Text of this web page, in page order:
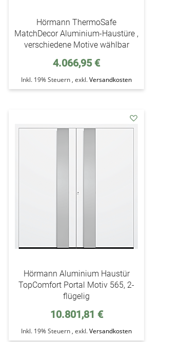
Hörmann ThermoSafe
MatchDecor Aluminium-Haustüre ,
verschiedene Motive wählbar
4.066,95 €
Inkl. 19% Steuern ,exkl.Versandkosten
addAuf
Hörmann Aluminium Haustür
TopComfort Portal Motiv 565, 2-
flügelig
10.801,81 €
Inkl. 19% Steuern ,exkl.Versandkosten